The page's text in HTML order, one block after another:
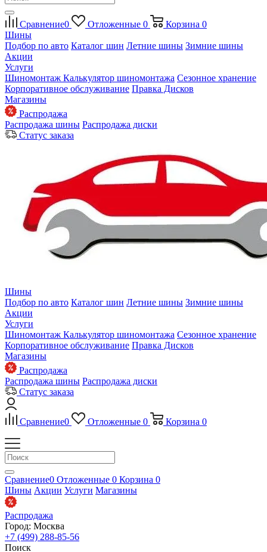
Сравнение0 Отложенные 0 Корзина 0
Шины
Подбор по авто Каталог шин Летние шины Зимние шины
Акции
Услуги
Шиномонтаж Калькулятор шиномонтажа Сезонное хранение
Корпоративное обслуживание Правка Дисков
Магазины
Распродажа
Распродажа шины Распродажа диски
Статус заказа
Шины
Подбор по авто Каталог шин Летние шины Зимние шины
Акции
Услуги
Шиномонтаж Калькулятор шиномонтажа Сезонное хранение
Корпоративное обслуживание Правка Дисков
Магазины
Распродажа
Распродажа шины Распродажа диски
Статус заказа
Сравнение0 Отложенные 0 Корзина 0
Сравнение0 Отложенные 0 Корзина 0
Шины Акции Услуги Магазины
Распродажа
Город: Москва
+7 (499) 288-85-56
Поиск